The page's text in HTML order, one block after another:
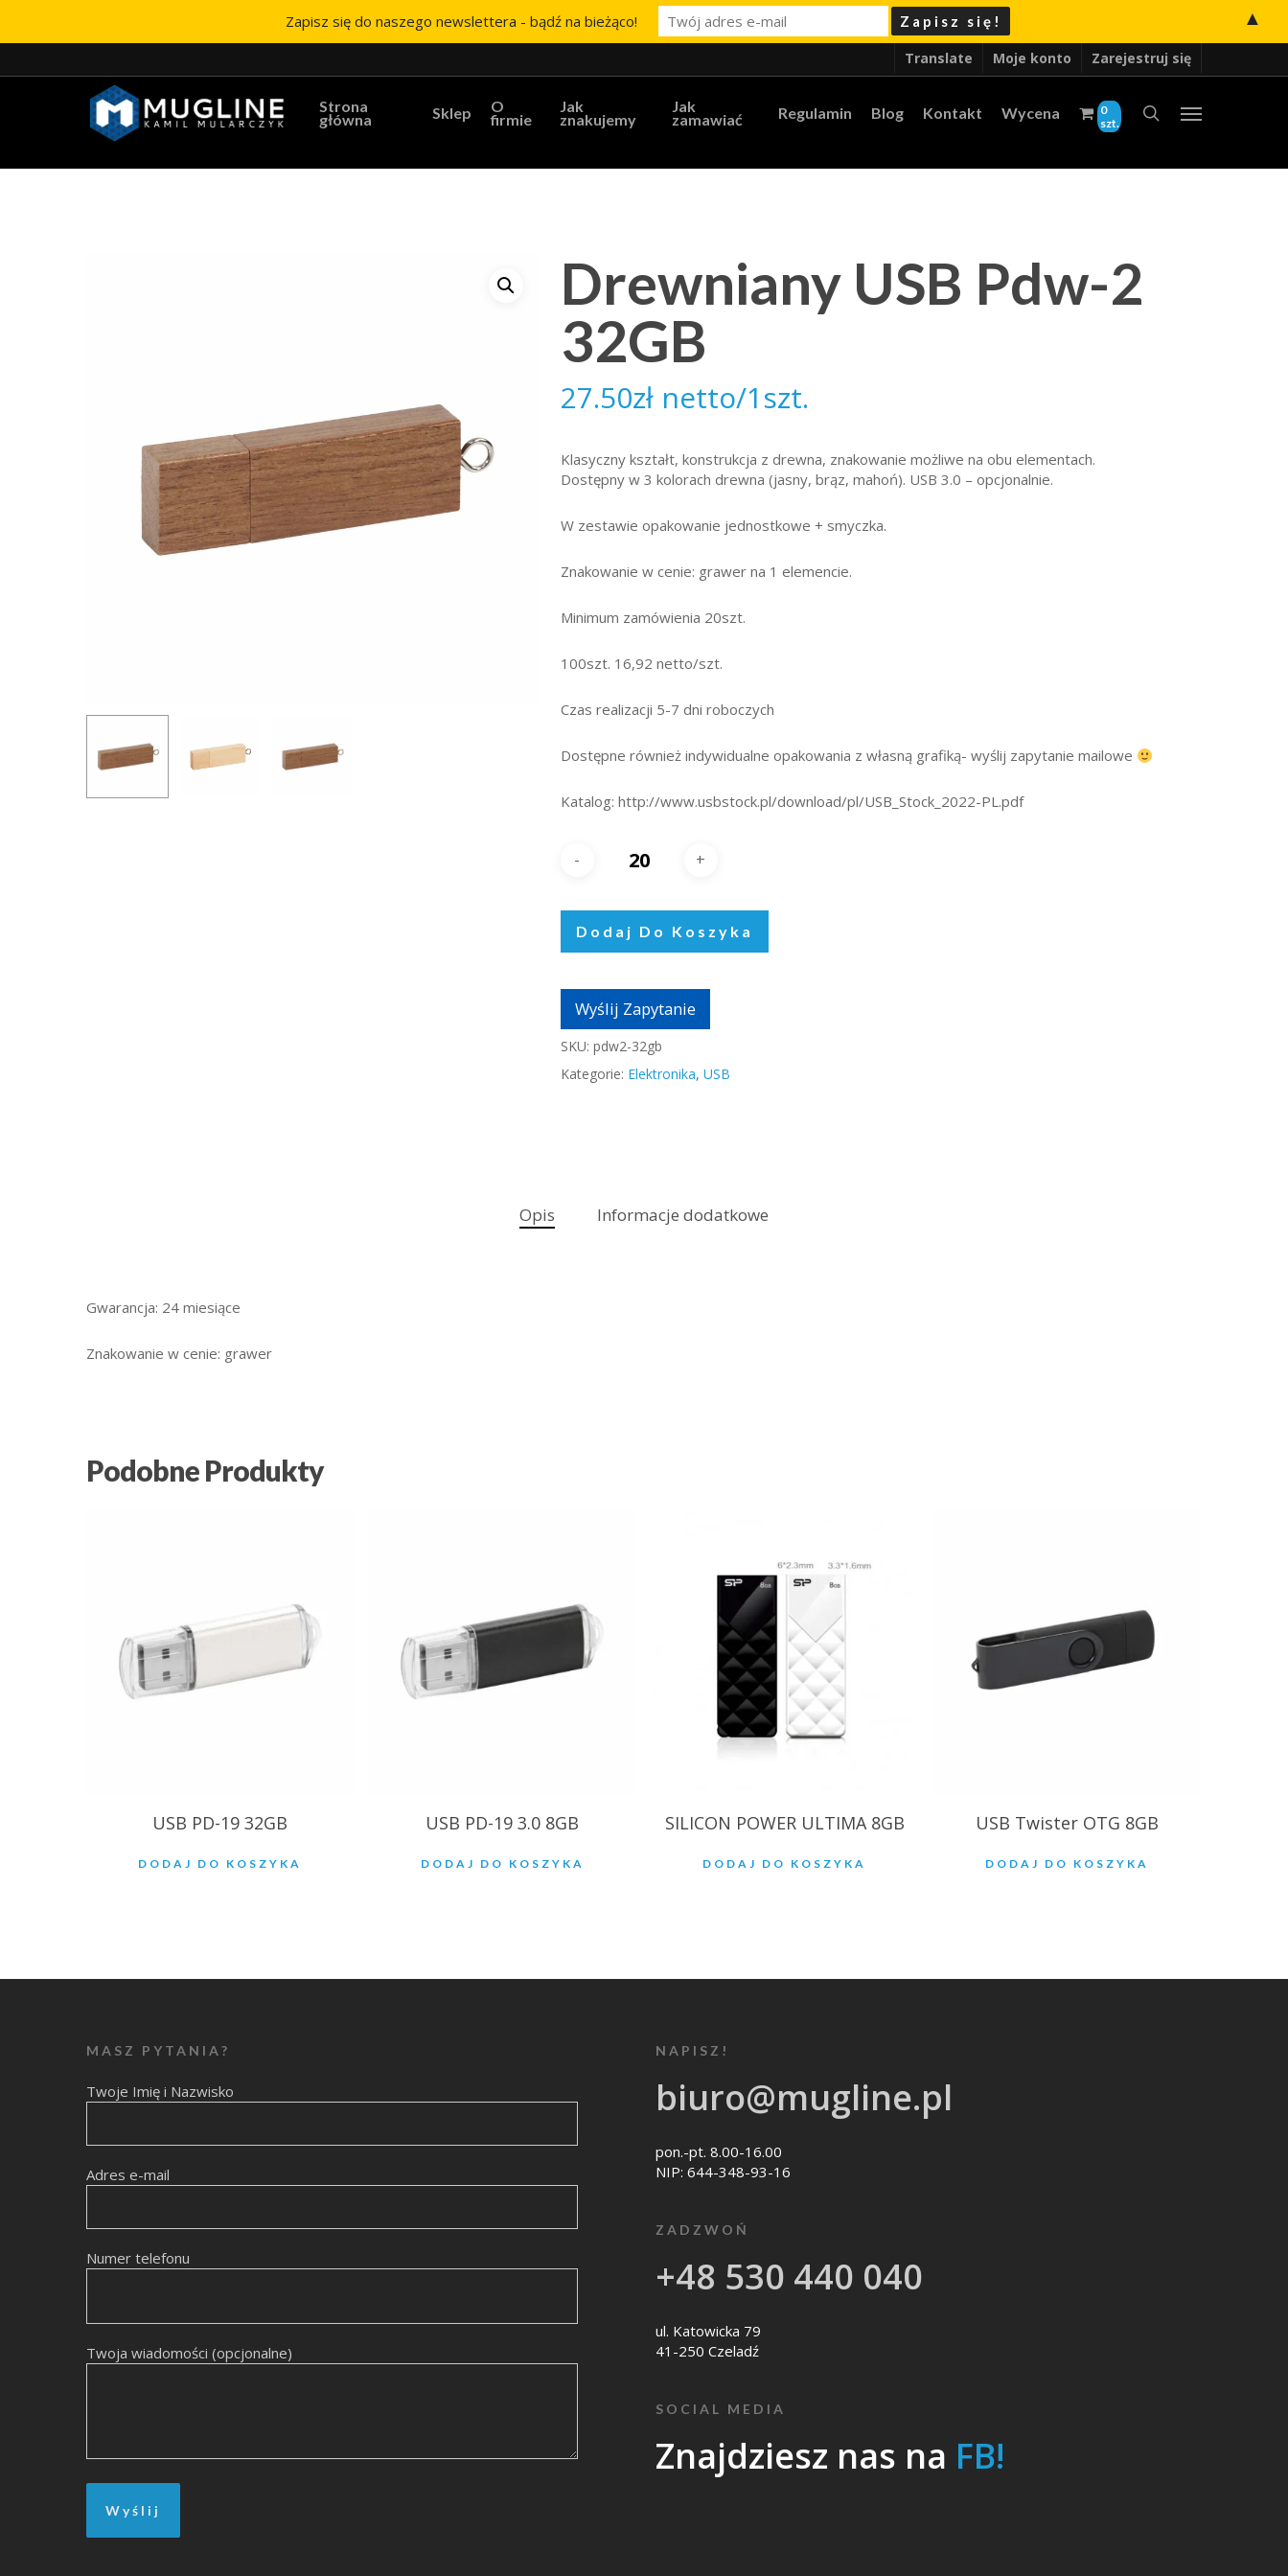
Translate Moje konto Zarejestruj się
Strona
główna Sklep O
firmie
Jak
znakujemy
Jak
zamawiać Regulamin Blog Kontakt Wycena
0
szt.
Drewniany USB Pdw-2
32GB
27.50zł netto/1szt.
Klasyczny kształt, konstrukcja z drewna, znakowanie możliwe na obu elementach.
Dostępny w 3 kolorach drewna (jasny, brąz, mahoń). USB 3.0 – opcjonalnie.
W zestawie opakowanie jednostkowe + smyczka.
Znakowanie w cenie: grawer na 1 elemencie.
Minimum zamówienia 20szt.
100szt. 16,92 netto/szt.
Czas realizacji 5-7 dni roboczych
Dostępne również indywidualne opakowania z własną grafiką- wyślij zapytanie mailowe
Katalog: http://www.usbstock.pl/download/pl/USB_Stock_2022-PL.pdf
Dodaj Do Koszyka
Wyślij Zapytanie
SKU: pdw2-32gb
Kategorie: Elektronika, USB
Opis Informacje dodatkowe
Gwarancja: 24 miesiące
Znakowanie w cenie: grawer
Podobne Produkty
25.97zł
USB PD-19 32GB
DODAJ DO KOSZYKA
29.05zł
USB PD-19 3.0 8GB
DODAJ DO KOSZYKA
36.38zł
SILICON POWER ULTIMA 8GB
DODAJ DO KOSZYKA
19.24zł
USB Twister OTG 8GB
DODAJ DO KOSZYKA
MASZ PYTANIA?
Twoje Imię i Nazwisko
Adres e-mail
Numer telefonu
Twoja wiadomości (opcjonalne)
NAPISZ!
biuro@mugline.pl
pon.-pt. 8.00-16.00
NIP: 644-348-93-16
ZADZWOŃ
+48 530 440 040
ul. Katowicka 79
41-250 Czeladź
SOCIAL MEDIA
Znajdziesz nas na FB!
Zapisz się do naszego newslettera - bądź na bieżąco! ▲